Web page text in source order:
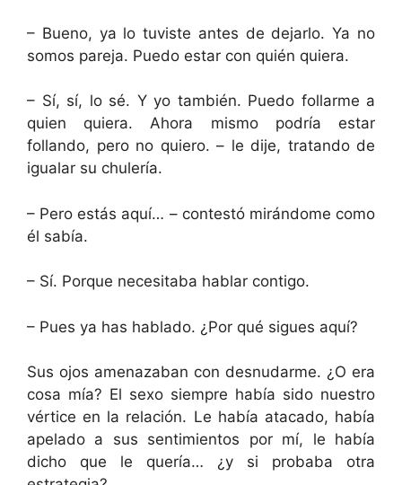
– Bueno, ya lo tuviste antes de dejarlo. Ya no
somos pareja. Puedo estar con quién quiera.
– Sí, sí, lo sé. Y yo también. Puedo follarme a
quien quiera. Ahora mismo podría estar
follando, pero no quiero. – le dije, tratando de
igualar su chulería.
– Pero estás aquí… – contestó mirándome como
él sabía.
– Sí. Porque necesitaba hablar contigo.
– Pues ya has hablado. ¿Por qué sigues aquí?
Sus ojos amenazaban con desnudarme. ¿O era
cosa mía? El sexo siempre había sido nuestro
vértice en la relación. Le había atacado, había
apelado a sus sentimientos por mí, le había
dicho que le quería… ¿y si probaba otra